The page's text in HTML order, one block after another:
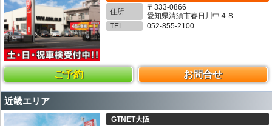
住所
〒333-0866
愛知県清須市春日川中４８
TEL
052-855-2100
ご予約 お問合せ
近畿エリア
GTNET大阪